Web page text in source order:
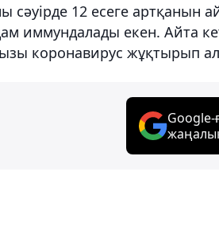
12 есеге артқанын
иммундалады екен. Айта
коронавирус жұқтырып